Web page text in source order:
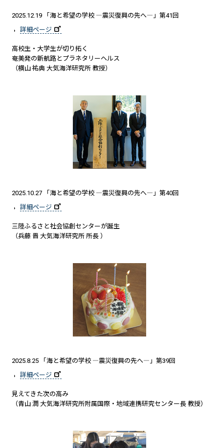
2025.12.19 「海と希望の学校 ―震災復興の先へ―」第41回
詳細ページ
高校生・大学生が切り拓く
奄美発の新航路とプラネタリーヘルス
（横山 祐典 大気海洋研究所 教授）
2025.10.27 「海と希望の学校 ―震災復興の先へ―」第40回
詳細ページ
三陸ふるさと社会協創センターが誕生
（兵藤 晋 大気海洋研究所 所長 ）
2025.8.25 「海と希望の学校 ―震災復興の先へ―」第39回
詳細ページ
見えてきた次の高み
（青山 潤 大気海洋研究所附属国際・地域連携研究センター長 教授）